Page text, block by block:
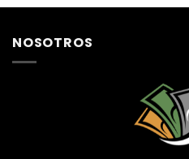
NOSOTROS